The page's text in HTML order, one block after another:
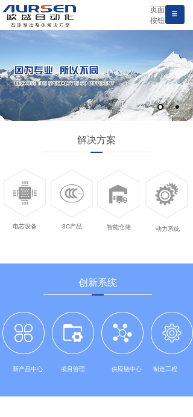
页面
按钮
解决方案
电芯设备 3C产品 智能仓储 动力系统
项目管理 供应链中心
新产品中心
创新系统
制造工程